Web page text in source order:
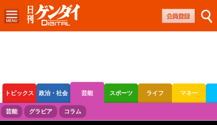
トピックス 政治・社会 芸能 スポーツ ライフ マネー
ボートレース 競輪 オートレース
芸能 グラビア コラム